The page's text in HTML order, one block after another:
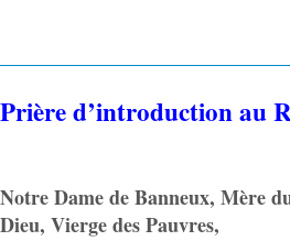
Prière d’introduction au
Notre Dame de Banneux, Mère
Dieu, Vierge des Pauvres,